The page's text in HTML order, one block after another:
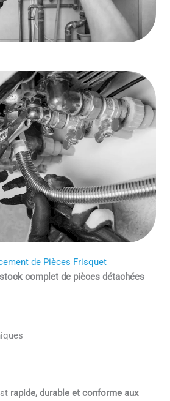
de Pièces Frisquet
stock complet de pièces détachées
rapide, durable et conforme aux